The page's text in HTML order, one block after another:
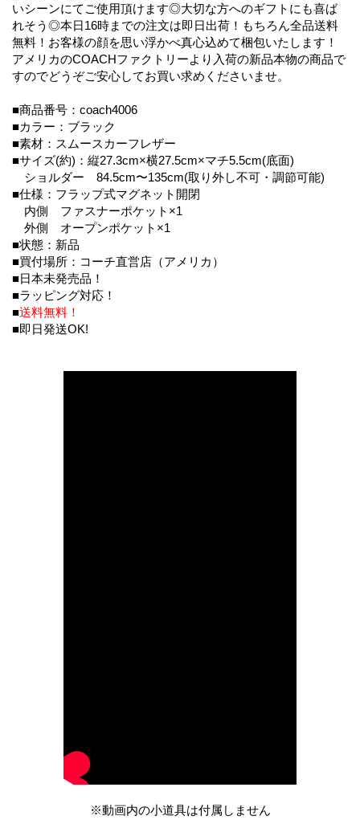
いシーンにてご使用頂けます◎大切な方へのギフトにも喜ば
れそう◎本日16時までの注文は即日出荷！もちろん全品送料
無料！お客様の顔を思い浮かべ真心込めて梱包いたします！
アメリカのCOACHファクトリーより入荷の新品本物の商品で
すのでどうぞご安心してお買い求めくださいませ。
■商品番号：coach4006
■カラー：ブラック
■素材：スムースカーフレザー
■サイズ(約)：縦27.3cm×横27.5cm×マチ5.5cm(底面)
ショルダー 84.5cm〜135cm(取り外し不可・調節可能)
■仕様：フラップ式マグネット開閉
内側 ファスナーポケット×1
外側 オープンポケット×1
■状態：新品
■買付場所：コーチ直営店（アメリカ）
■日本未発売品！
■ラッピング対応！
■送料無料！
■即日発送OK!
※動画内の小道具は付属しません